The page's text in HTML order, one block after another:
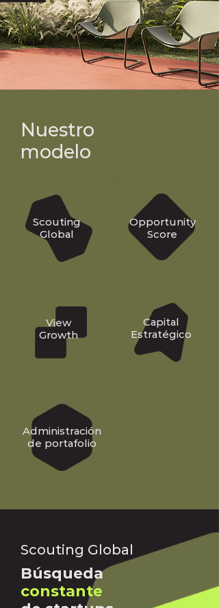
Nuestro
modelo
Scouting
Global
Opportunity
Score
View
Growth
Capital
Estratégico
Administración
de portafolio
Scouting Global
Búsqueda
constante